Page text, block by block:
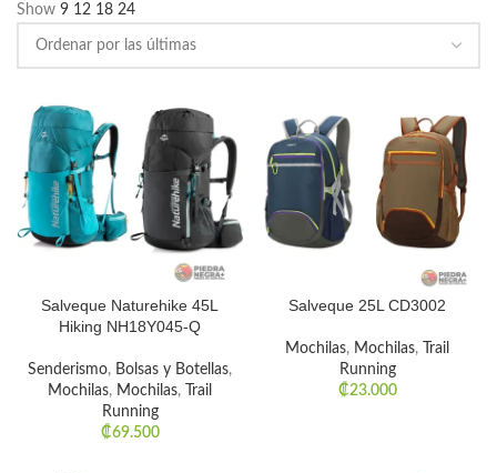
Show 9 12 18 24
Salveque Naturehike 45L
Hiking NH18Y045-Q
Senderismo, Bolsas y Botellas,
Mochilas, Mochilas,
Trail
Running
₡69.500
Salveque 25L CD3002
Mochilas, Mochilas,
Trail
Running
₡23.000